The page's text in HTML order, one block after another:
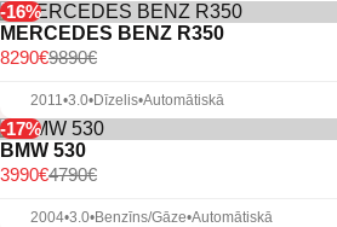
-16%
MERCEDES BENZ R350
9890€
8290€
2011•3.0•Dīzelis•Automātiskā
-17%
BMW 530
4790€
3990€
2004•3.0•Benzīns/Gāze•Automātiskā